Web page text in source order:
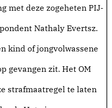
met deze zogeheten PIJ-
Nathaly Evertsz.
kind of jongvolwassene
gevangen zit. Het OM
strafmaatregel te laten